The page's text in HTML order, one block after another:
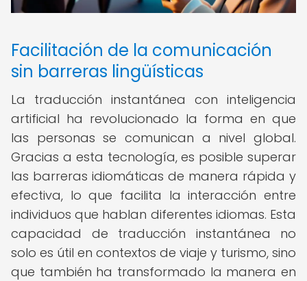
Facilitación de la comunicación
sin barreras lingüísticas
La traducción instantánea con inteligencia
artificial ha revolucionado la forma en que
las personas se comunican a nivel global.
Gracias a esta tecnología, es posible superar
las barreras idiomáticas de manera rápida y
efectiva, lo que facilita la interacción entre
individuos que hablan diferentes idiomas. Esta
capacidad de traducción instantánea no
solo es útil en contextos de viaje y turismo, sino
que también ha transformado la manera en